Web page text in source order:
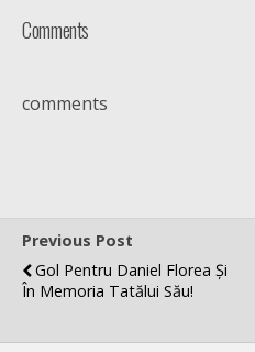
Comments
comments
Previous Post
Gol Pentru Daniel Florea Și
În Memoria Tatălui Său!